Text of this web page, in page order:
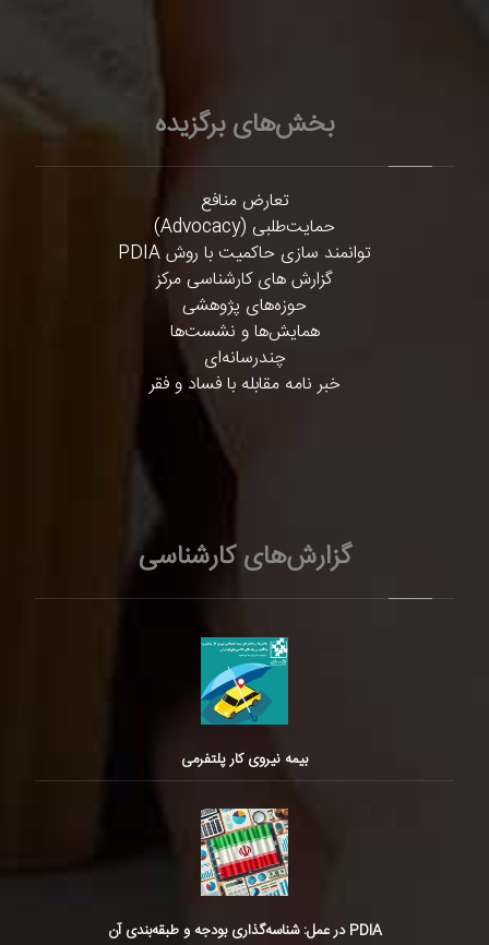
بخش‌های برگزیده
تعارض منافع
حمایت‌طلبی (Advocacy)
توانمند سازی حاکمیت با روش PDIA
گزارش های کارشناسی مرکز
حوزه‌های پژوهشی
همایش‌ها و نشست‌ها
چندرسانه‌ای
خبر نامه مقابله با فساد و فقر
گزارش‌های کارشناسی
بیمه نیروی کار پلتفرمی
PDIA در عمل: شناسه‌گذاری بودجه و طبقه‌بندی آن